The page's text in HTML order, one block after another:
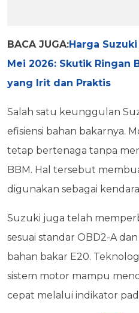
BACA JUGA:Harga
Mei 2026: Skutik Ringan
yang Irit dan Praktis
Salah satu keunggulan
efisiensi bahan bakarnya.
tetap bertenaga tanpa
BBM. Hal tersebut
digunakan sebagai
Suzuki juga telah
sesuai standar OBD2-A
bahan bakar E20.
sistem motor mampu
cepat melalui indikator